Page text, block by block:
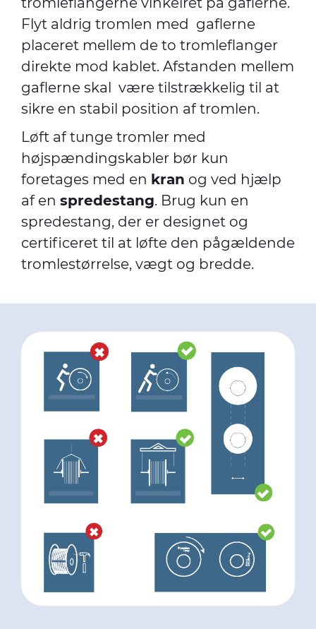
Flyt aldrig tromlen med gaflerne
placeret mellem de to tromleflanger
direkte mod kablet. Afstanden mellem
gaflerne skal være tilstrækkelig til at
sikre en stabil position af tromlen.
Løft af tunge tromler med
højspændingskabler bør kun
foretages med en kran og ved hjælp
af en spredestang. Brug kun en
spredestang, der er designet og
certificeret til at løfte den pågældende
tromlestørrelse, vægt og bredde.